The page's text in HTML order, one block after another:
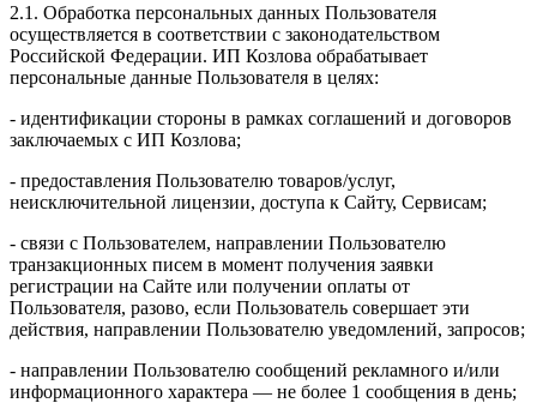
2.1. Обработка персональных данных Пользователя
осуществляется в соответствии с законодательством
Российской Федерации. ИП Козловa обрабатывает
персональные данные Пользователя в целях:
- идентификации стороны в рамках соглашений и договоров
заключаемых с ИП Козлова;
- предоставления Пользователю товаров/услуг,
неисключительной лицензии, доступа к Сайту, Сервисам;
- связи с Пользователем, направлении Пользователю
транзакционных писем в момент получения заявки
регистрации на Сайте или получении оплаты от
Пользователя, разово, если Пользователь совершает эти
действия, направлении Пользователю уведомлений, запросов;
- направлении Пользователю сообщений рекламного и/или
информационного характера — не более 1 сообщения в день;